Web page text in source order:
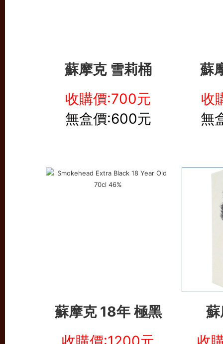
蘇摩克 雪莉桶
蘇
收購價:700元
無盒價:600元
收
無
蘇摩克 18年 極黑